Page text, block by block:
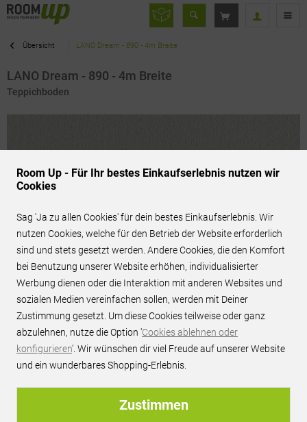
Übersicht LANO Dream - 890 - 4m Breite
LANO Dream - 890 - 4m Breite
Teppichboden
71,95 € / m² inkl. MwSt.
JETZT PREIS ANFRAGEN
Persönliches Best-Preis-Angebot innerhalb 24h
passendes Zubehör optional erhältlich
Room Up - Für Ihr bestes Einkaufserlebnis nutzen wir
Cookies
Sag 'Ja zu allen Cookies' für dein bestes Einkaufserlebnis. Wir
nutzen Cookies, welche für den Betrieb der Website erforderlich
sind und stets gesetzt werden. Andere Cookies, die den Komfort
bei Benutzung unserer Website erhöhen, individualisierter
Werbung dienen oder die Interaktion mit anderen Websites und
sozialen Medien vereinfachen sollen, werden mit Deiner
Zustimmung gesetzt. Um diese Cookies teilweise oder ganz
abzulehnen, nutze die Option 'Cookies ablehnen oder
konfigurieren'. Wir wünschen dir viel Freude auf unserer Website
und ein wunderbares Shopping-Erlebnis.
Zustimmen